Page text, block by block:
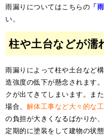
雨漏りについてはこちらの 「
い。
柱や土台などが濡
雨漏りによって柱や土台など
造強度の低下が懸念されます
クが出てきてしまいます。ま
場合、 解体工事など大々的な
の負担が大きくなるばかりか
定期的に塗装をして建物の状